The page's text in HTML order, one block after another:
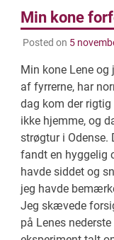
Min kone
Posted on 5
Min kone Lene og
af fyrrerne, har
dag kom der
ikke hjemme, og
strøgtur i Odense.
fandt en hyggelig
havde siddet og
jeg havde
Jeg skævede
på Lenes